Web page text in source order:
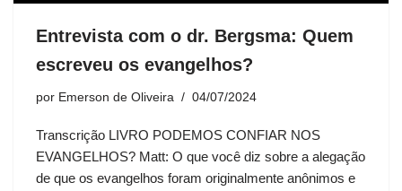
Entrevista com o dr. Bergsma: Quem
escreveu os evangelhos?
por Emerson de Oliveira 04/07/2024
Transcrição LIVRO PODEMOS CONFIAR NOS
EVANGELHOS? Matt: O que você diz sobre a alegação
de que os evangelhos foram originalmente anônimos e